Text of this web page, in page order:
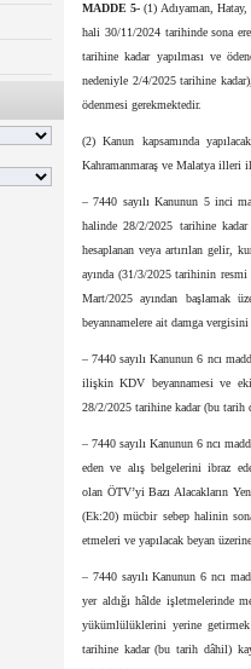
MADDE 5-(1) Adıyaman,
hali 30/11/2024 tarihinde sona
tarihine kadar yapılması ve
nedeniyle 2/4/2025 tarihine
ödenmesi gerekmektedir.
(2) Kanun kapsamında
Kahramanmaraş ve Malatya illeri
– 7440 sayılı Kanunun 5 inci
halinde 28/2/2025 tarihine
hesaplanan veya artırılan gelir,
ayında (31/3/2025 tarihinin
Mart/2025 ayından başlamak
beyannamelere ait damga
– 7440 sayılı Kanunun 6 ncı
ilişkin KDV beyannamesi ve
28/2/2025 tarihine kadar (bu tarih
– 7440 sayılı Kanunun 6 ncı
eden ve alış belgelerini ibraz
olan ÖTV’yi Bazı Alacakların
(Ek:20) mücbir sebep halinin
etmeleri ve yapılacak beyan
– 7440 sayılı Kanunun 6 ncı
yer aldığı hâlde işletmelerinde
yükümlülüklerini yerine
tarihine kadar (bu tarih dâhil)